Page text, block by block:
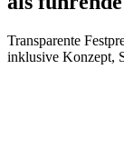
Transparente
inklusive Konzept,